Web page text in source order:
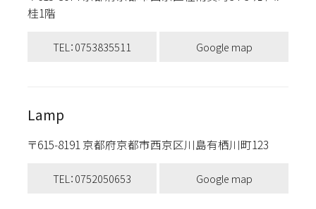
桂1階
TEL：0753835511 Google map
Lamp
〒615-8191 京都府京都市西京区川島有栖川町123
TEL：0752050653 Google map